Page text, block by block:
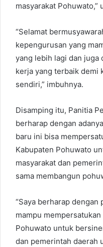
masyarakat Pohuwato,”
“Selamat
kepengurusan yang
yang lebih lagi dan juga
kerja yang terbaik demi
sendiri,” imbuhnya.
Disamping itu, Panitia
berharap dengan
baru ini bisa
Kabupaten Pohuwato
masyarakat dan
sama membangun
“Saya berharap
mampu
Pohuwato untuk
dan pemerintah daerah